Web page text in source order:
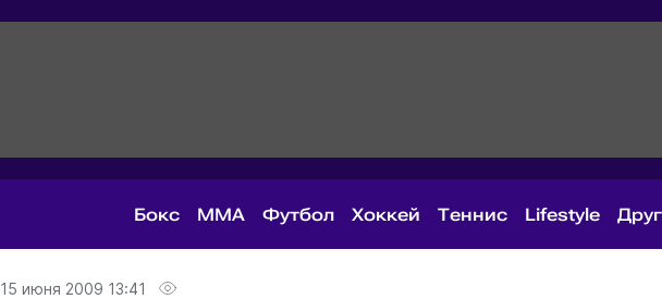
Бокс MMA Футбол Хоккей Теннис Lifestyle
15 июня 2009 13:41